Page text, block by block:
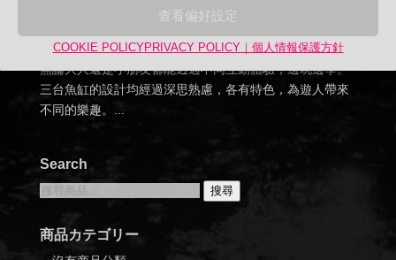
查看偏好設定
COOKIE POLICYPRIVACY POLICY｜個人情報保護方針
缸」、「BIRD’S EYE魚缸」和「俯瞰魚缸」，並設於三樓
常設水族館，於2022年3月5日正式開放全新兒童遊樂坊，
無論大人還是小朋友都能透過不同互動體驗，邊玩邊學。
三台魚缸的設計均經過深思熟慮，各有特色，為遊人帶來
不同的樂趣。...
Search
搜
關
搜尋
商品カテゴリー